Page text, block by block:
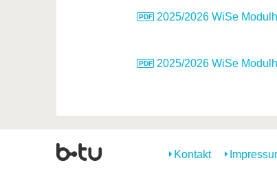
2025/2026 WiSe
2025/2026 WiSe
Kontakt